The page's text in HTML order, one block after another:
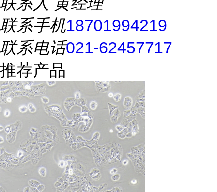
联系手机18701994219
联系电话021-62457717
推荐产品